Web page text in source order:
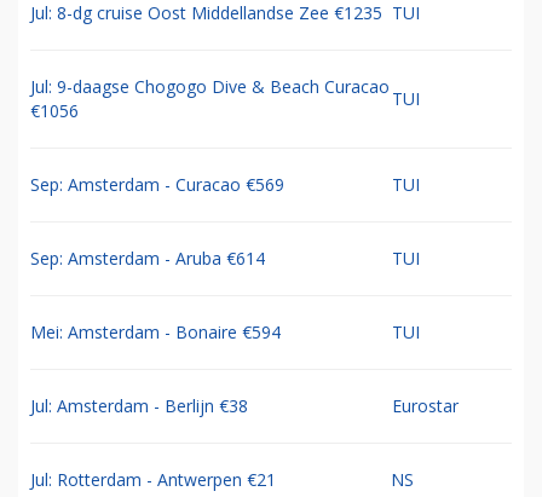
Jul: 8-dg cruise Oost Middellandse Zee €1235 TUI
Jul: 9-daagse Chogogo Dive & Beach Curacao
€1056
TUI
Sep: Amsterdam - Curacao €569 TUI
Sep: Amsterdam - Aruba €614 TUI
Mei: Amsterdam - Bonaire €594 TUI
Jul: Amsterdam - Berlijn €38 Eurostar
Jul: Rotterdam - Antwerpen €21 NS